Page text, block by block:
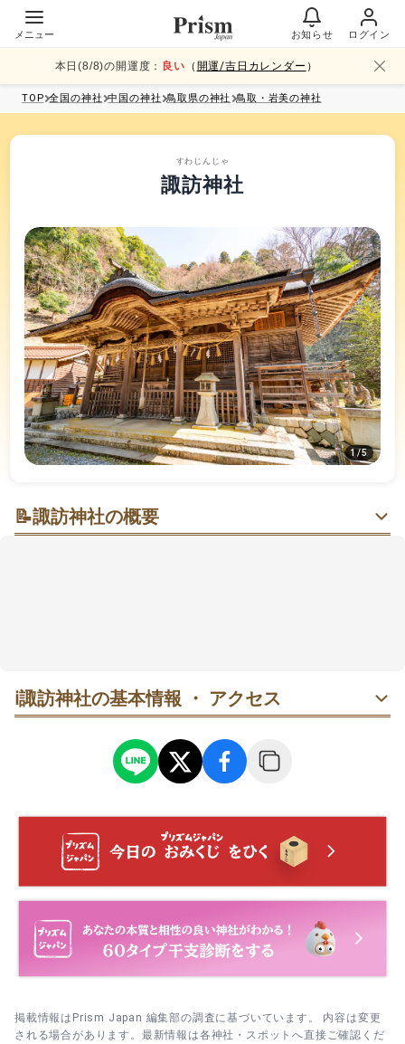
メニュー お知らせ ログイン
本日(8/8)の開運度： 良い （ 開運/吉日カレンダー ）
TOP 全国の神社 中国の神社 鳥取県の神社 鳥取・岩美の神社
すわじんじゃ
諏訪神社
1/5
📝諏訪神社の概要
また、申年と寅年の4月には、杉の木を伐りだして町内
を練り歩く「柱祭り」が開催されています。
ℹ️諏訪神社の基本情報 ・ アクセス
掲載情報はPrism Japan 編集部の調査に基づいています。 内容は変更
される場合があります。最新情報は各神社・スポットへ直接ご確認くだ